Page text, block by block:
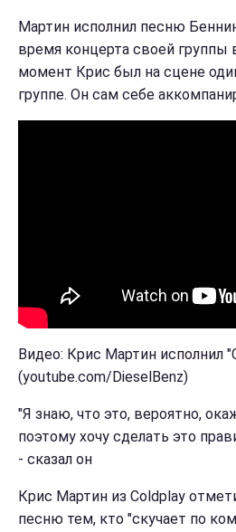
Мартин исполнил песню
время концерта своей
момент Крис был на сцене
группе. Он сам себе
Видео: Крис Мартин исполнил
(youtube.com/DieselBenz)
"Я знаю, что это, вероятно,
поэтому хочу сделать это
- сказал он
Крис Мартин из Coldplay
песню тем, кто "скучает по